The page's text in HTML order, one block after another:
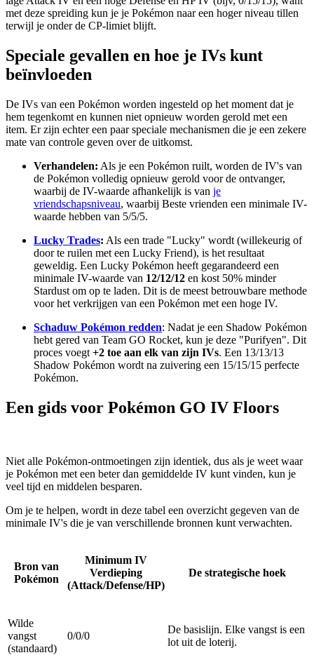
met deze spreiding kun je je Pokémon naar een hoger niveau tillen
terwijl je onder de CP-limiet blijft.
Speciale gevallen en hoe je IVs kunt
beïnvloeden
De IVs van een Pokémon worden ingesteld op het moment dat je
hem tegenkomt en kunnen niet opnieuw worden gerold met een
item. Er zijn echter een paar speciale mechanismen die je een zekere
mate van controle geven over de uitkomst.
Verhandelen: Als je een Pokémon ruilt, worden de IV's van
de Pokémon volledig opnieuw gerold voor de ontvanger,
waarbij de IV-waarde afhankelijk is van je
vriendschapsniveau, waarbij Beste vrienden een minimale IV-
waarde hebben van 5/5/5.
Lucky Trades: Als een trade "Lucky" wordt (willekeurig of
door te ruilen met een Lucky Friend), is het resultaat
geweldig. Een Lucky Pokémon heeft gegarandeerd een
minimale IV-waarde van 12/12/12 en kost 50% minder
Stardust om op te laden. Dit is de meest betrouwbare methode
voor het verkrijgen van een Pokémon met een hoge IV.
Schaduw Pokémon redden: Nadat je een Shadow Pokémon
hebt gered van Team GO Rocket, kun je deze "Purifyen". Dit
proces voegt +2 toe aan elk van zijn IVs. Een 13/13/13
Shadow Pokémon wordt na zuivering een 15/15/15 perfecte
Pokémon.
Een gids voor Pokémon GO IV Floors
Niet alle Pokémon-ontmoetingen zijn identiek, dus als je weet waar
je Pokémon met een beter dan gemiddelde IV kunt vinden, kun je
veel tijd en middelen besparen.
Om je te helpen, wordt in deze tabel een overzicht gegeven van de
minimale IV's die je van verschillende bronnen kunt verwachten.
Bron van
Pokémon
Minimum IV
Verdieping
(Attack/Defense/HP)
De strategische hoek
Wilde
vangst
(standaard)
0/0/0
De basislijn. Elke vangst is een
lot uit de loterij.